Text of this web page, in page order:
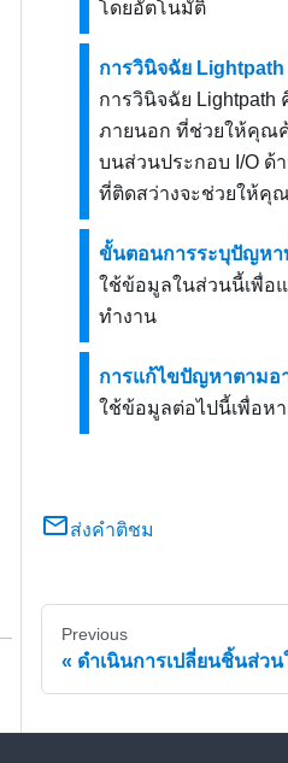
โดยอัตโนมัติ
การวินิจฉัย Lightpath
การวินิจฉัย Lightpath
ภายนอก ที่ช่วยให้คุณค้
บนส่วนประกอบ I/O ด้
ที่ติดสว่างจะช่วยให้คุ
ขั้นตอนการระบุปัญหา
ใช้ข้อมูลในส่วนนี้เพื่อ
ทำงาน
การแก้ไขปัญหาตามอ
ใช้ข้อมูลต่อไปนี้เพื่อห
ส่งคำติชม
Previous
ดำเนินการเปลี่ยนชิ้นส่ว